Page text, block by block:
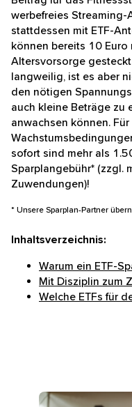
werbefreies Streaming-
stattdessen mit ETF-
können bereits 10
Altersvorsorge
langweilig, ist es aber
den nötigen
auch kleine Beträge zu
anwachsen können.
sofort sind mehr als
Sparplangebühr* (zzgl.
Zuwendungen)!
* Unsere Sparplan-Partner
Inhaltsverzeichnis:
Warum ein ETF-
Mit Disziplin zum
Welche ETFs für
Mann mit kurzen